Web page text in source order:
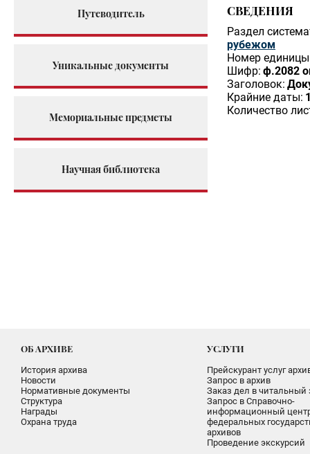
Путеводитель
Уникальные документы
Мемориальные предметы
Научная библиотека
СВЕДЕНИЯ
Раздел
рубежом
Номер единицы
Шифр: ф.2082
Заголовок:
Крайние даты:
Количество
ОБ АРХИВЕ
История архива
Новости
Нормативные документы
Структура
Награды
Охрана труда
УСЛУГИ
Прейскурант услуг
Запрос в архив
Заказ дел в читальный
Запрос в Справочно-
информационный
федеральных
архивов
Проведение экскурсий